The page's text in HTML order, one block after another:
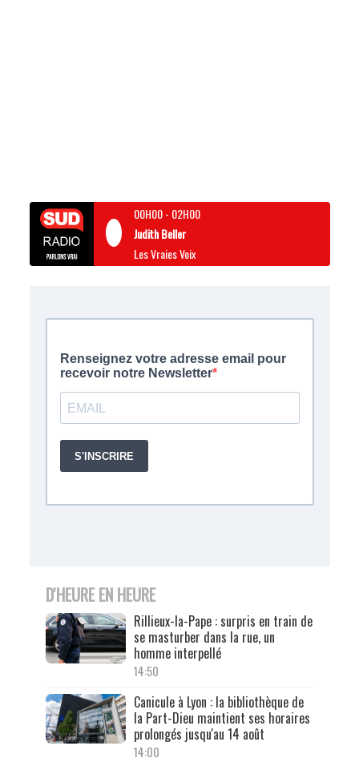
00H00- 02H00
Judith Beller
Les Vraies Voix
D'HEURE EN HEURE
Rillieux-la-Pape : surpris en train de
se masturber dans la rue, un
homme interpellé
14:50
Canicule à Lyon : la bibliothèque de
la Part-Dieu maintient ses horaires
prolongés jusqu'au 14 août
14:00